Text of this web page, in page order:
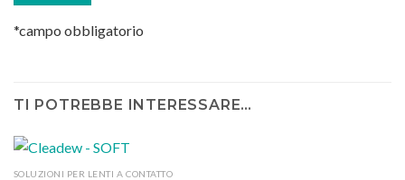
*campo obbligatorio
TI POTREBBE INTERESSARE…
SOLUZIONI PER LENTI A CONTATTO